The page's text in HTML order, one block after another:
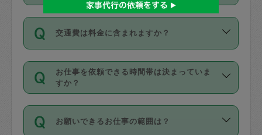
がっていく仕組みになっています。
Diners Club）のみとなります。
を行う際にご入力ください。プロフィー
ル登録時にはご入力いただかなくても大
丈夫です。
デビットカード・プリペイドカード（Vプ
リカ、au WALLETなど）は支払にはご利
銀行振込や現金払いも対応していませ
依頼には「スポット」と「定期（毎週｜
隔週）」があり、「定期」の依頼は「ス
ポット」よりお得な料金でご利用できま
す。
定期の最低利用回数は設けていない代わ
りに、一定数を超えたキャンセルは有償
交通費は料金に含まれますか？
交通費は依頼料金とは別途発生し、依頼
料金のご請求と合わせてお支払いとなり
ます。交通費の金額は「依頼の詳細」に
お仕事を依頼できる時間帯は決まっていま
すか？
時間帯は3種類あります。いずれも１回あ
たり３時間です。
お願いできるお仕事の範囲は？